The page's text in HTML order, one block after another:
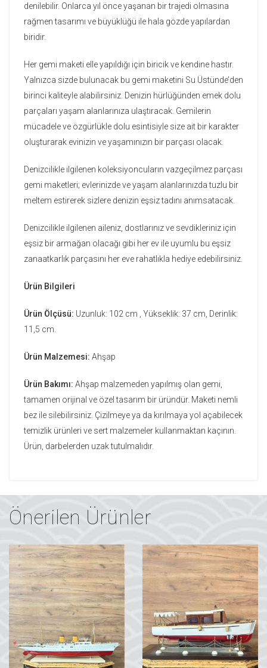
denilebilir. Onlarca yıl önce yaşanan bir trajedi olmasına
rağmen tasarımı ve büyüklüğü ile hala gözde yapılardan
biridir.
Her gemi maketi elle yapıldığı için biricik ve kendine hastır.
Yalnızca sizde bulunacak bu gemi maketini Su Üstünde’den
birinci kaliteyle alabilirsiniz. Denizin hürlüğünden emek dolu
parçaları yaşam alanlarınıza ulaştıracak. Gemilerin
mücadele ve özgürlükle dolu esintisiyle size ait bir karakter
oluşturarak evinizin ve yaşamınızın bir parçası olacak.
Denizcilikle ilgilenen koleksiyoncuların vazgeçilmez parçası
gemi maketleri; evlerinizde ve yaşam alanlarınızda tuzlu bir
meltem estirerek sizlere denizin eşsiz tadını anımsatacak.
Denizcilikle ilgilenen aileniz, dostlarınız ve sevdikleriniz için
eşsiz bir armağan olacağı gibi her ev ile uyumlu bu eşsiz
zanaatkarlık parçasını her eve rahatlıkla hediye edebilirsiniz.
Ürün Bilgileri
Ürün Ölçüsü: Uzunluk: 102 cm , Yükseklik: 37 cm, Derinlik:
11,5 cm.
Ürün Malzemesi: Ahşap
Ürün Bakımı: Ahşap malzemeden yapılmış olan gemi,
tamamen orijinal ve özel tasarım bir üründür. Maketi nemli
bez ile silebilirsiniz. Çizilmeye ya da kırılmaya yol açabilecek
temizlik ürünleri ve sert malzemeler kullanmaktan kaçının.
Ürün, darbelerden uzak tutulmalıdır.
Önerilen Ürünler